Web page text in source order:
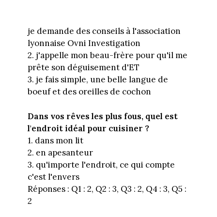
je demande des conseils à l'association
lyonnaise Ovni Investigation
2. j'appelle mon beau-frère pour qu'il me
prête son déguisement d'ET
3. je fais simple, une belle langue de
boeuf et des oreilles de cochon
Dans vos rêves les plus fous, quel est
l'endroit idéal pour cuisiner ?
1. dans mon lit
2. en apesanteur
3. qu'importe l'endroit, ce qui compte
c'est l'envers
Réponses : Q1 : 2, Q2 : 3, Q3 : 2, Q4 : 3, Q5 :
2